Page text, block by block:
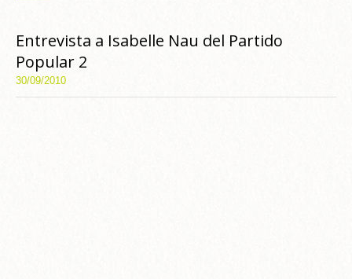
Entrevista a Isabelle Nau del Partido
Popular 2
30/09/2010